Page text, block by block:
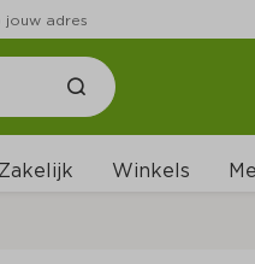
jouw adres
Zakelijk Winkels